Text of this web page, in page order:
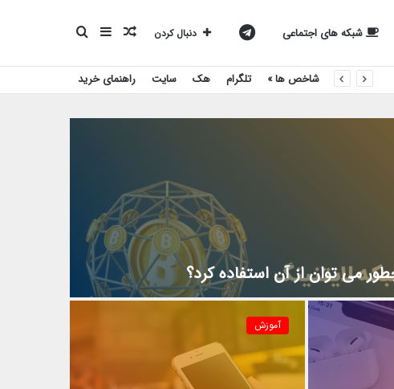
شبکه های اجتماعی کانال
تلگرام
اسکریپت
جستجو
برای
سایدبارنوشته
تصادفی
دنبال کردن
شاخص ها » تلگرام هک سایت راهنمای خرید
می توان از آن استفاده کرد؟
آموزش